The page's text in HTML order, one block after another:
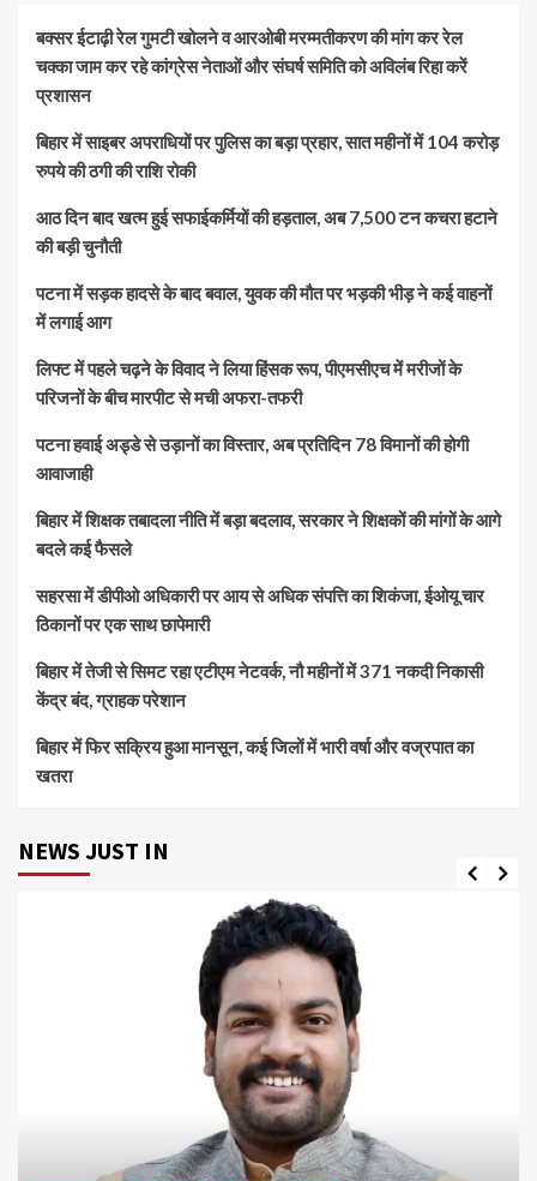
बक्सर ईटाढ़ी रेल गुमटी खोलने व आरओबी मरम्मतीकरण की मांग कर रेल
चक्का जाम कर रहे कांग्रेस नेताओं और संघर्ष समिति को अविलंब रिहा करें
प्रशासन
बिहार में साइबर अपराधियों पर पुलिस का बड़ा प्रहार, सात महीनों में 104 करोड़
रुपये की ठगी की राशि रोकी
आठ दिन बाद खत्म हुई सफाईकर्मियों की हड़ताल, अब 7,500 टन कचरा हटाने
की बड़ी चुनौती
पटना में सड़क हादसे के बाद बवाल, युवक की मौत पर भड़की भीड़ ने कई वाहनों
में लगाई आग
लिफ्ट में पहले चढ़ने के विवाद ने लिया हिंसक रूप, पीएमसीएच में मरीजों के
परिजनों के बीच मारपीट से मची अफरा-तफरी
पटना हवाई अड्डे से उड़ानों का विस्तार, अब प्रतिदिन 78 विमानों की होगी
आवाजाही
बिहार में शिक्षक तबादला नीति में बड़ा बदलाव, सरकार ने शिक्षकों की मांगों के आगे
बदले कई फैसले
सहरसा में डीपीओ अधिकारी पर आय से अधिक संपत्ति का शिकंजा, ईओयू चार
ठिकानों पर एक साथ छापेमारी
बिहार में तेजी से सिमट रहा एटीएम नेटवर्क, नौ महीनों में 371 नकदी निकासी
केंद्र बंद, ग्राहक परेशान
बिहार में फिर सक्रिय हुआ मानसून, कई जिलों में भारी वर्षा और वज्रपात का
खतरा
NEWS JUST IN